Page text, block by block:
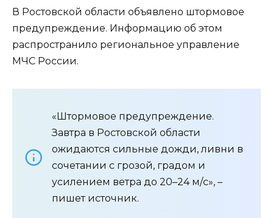
В Ростовской области объявлено штормовое
предупреждение. Информацию об этом
распространило региональное управление
МЧС России.
«Штормовое предупреждение.
Завтра в Ростовской области
ожидаются сильные дожди, ливни в
сочетании с грозой, градом и
усилением ветра до 20–24 м/с», –
пишет источник.